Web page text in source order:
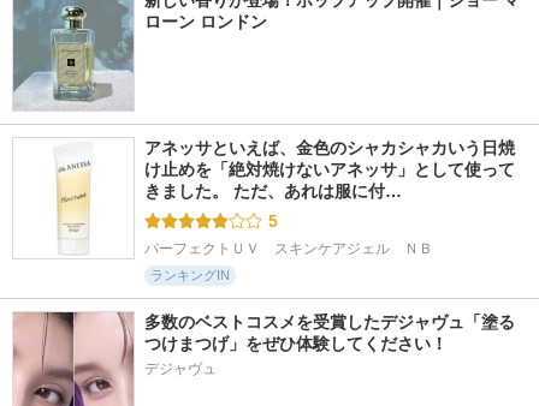
ローン ロンドン
アネッサといえば、金色のシャカシャカいう日焼
け止めを「絶対焼けないアネッサ」として使って
きました。 ただ、あれは服に付…
5
パーフェクトＵＶ　スキンケアジェル　ＮＢ
ランキングIN
多数のベストコスメを受賞したデジャヴュ「塗る
つけまつげ」をぜひ体験してください！
デジャヴュ